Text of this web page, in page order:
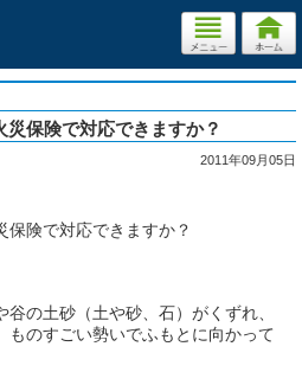
保険で対応できますか？
2011年09月05日
保険で対応できますか？
の土砂（土や砂、石）がくずれ、
ものすごい勢いでふもとに向かって